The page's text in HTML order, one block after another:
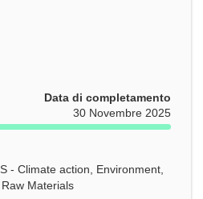
Data di completamento
30 Novembre 2025
- Climate action, Environment,
Materials